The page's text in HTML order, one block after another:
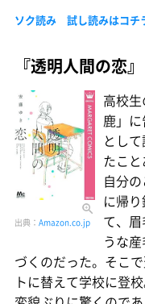
ソク読み 試し読みはコチ
『透明人間の恋』
出典： Amazon.co.jp
高校
鹿」
とし
たこ
自分
に帰
て、
うな
づくのだった。そこ
トに替えて学校に登